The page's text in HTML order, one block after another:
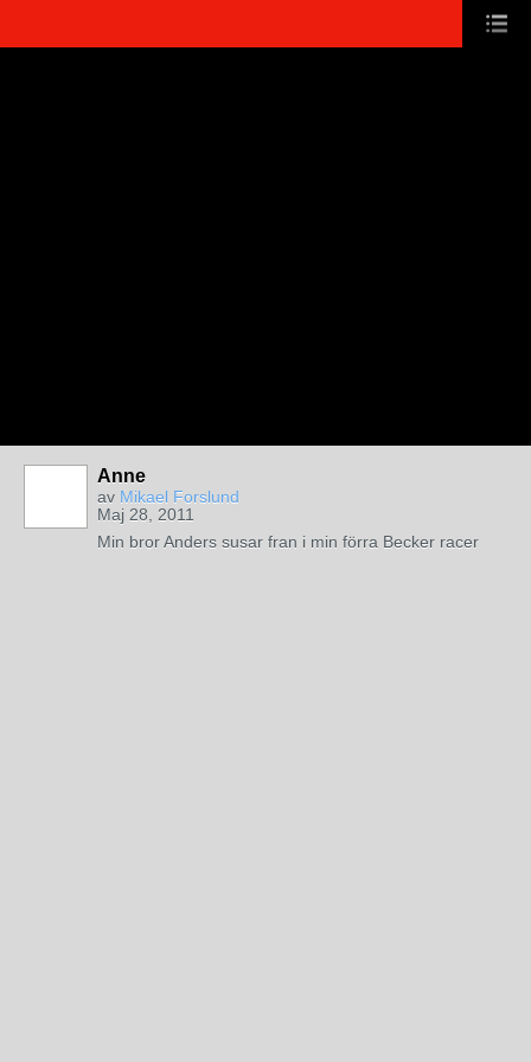
Anne
av Mikael Forslund
Maj 28, 2011
Min bror Anders susar fran i min förra Becker racer